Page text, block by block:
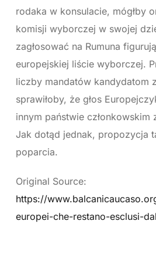
rodaka w konsulacie, mógłby
komisji wyborczej w swojej
zagłosować na Rumuna
europejskiej liście wyborczej.
liczby mandatów kandydatom
sprawiłoby, że głos
innym państwie członkowskim
Jak dotąd jednak, propozycja
poparcia.
Original Source:
https://
europei-che-restano-esclusi-